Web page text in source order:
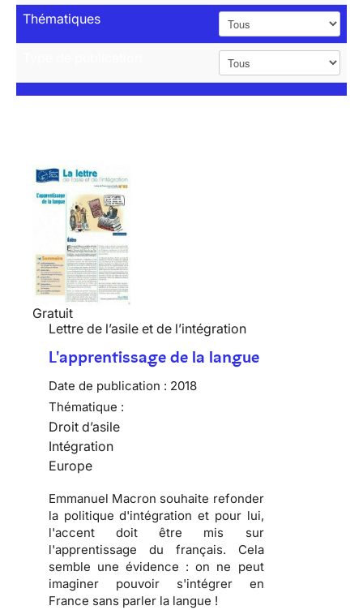
Thématiques
Gratuit
Lettre de l’asile et de l’intégration
L'apprentissage de la langue
Date de publication : 2018
Thématique :
Droit d’asile
Intégration
Europe
Emmanuel Macron souhaite refonder
la politique d'intégration et pour lui,
l'accent doit être mis sur
l'apprentissage du français. Cela
semble une évidence : on ne peut
imaginer pouvoir s'intégrer en
France sans parler la langue !